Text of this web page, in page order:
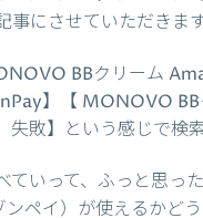
にさせていただきます
BBクリーム
】【 MONOVO
敗】という感じで検索
ていって、ふっと思
ペイ）が使えるかど